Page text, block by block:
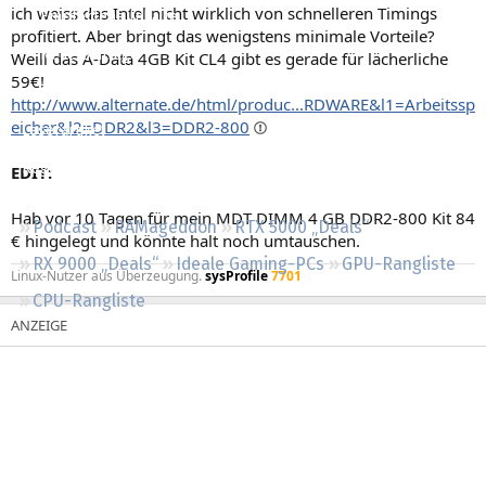
Empfohlene Inhalte
Neue Beiträge
Neueste Aktivitäten
Leserartikel
Regeln
Podcast RAMageddon
RTX 5000 „Deals“
RX 9000 „Deals“
Ideale Gaming-PCs
GPU-Rangliste
CPU-Rangliste
ich weiss das Intel nicht wirklich von schnelleren Timings
profitiert. Aber bringt das wenigstens minimale Vorteile?
Weill das A-Data 4GB Kit CL4 gibt es gerade für lächerliche
59€!
http://www.alternate.de/html/produc...RDWARE&l1=Arbeitssp
eicher&l2=DDR2&l3=DDR2-800
EDIT:
Hab vor 10 Tagen für mein MDT DIMM 4 GB DDR2-800 Kit 84
€ hingelegt und könnte halt noch umtauschen.
Linux-Nutzer aus Überzeugung.sysProfile7701